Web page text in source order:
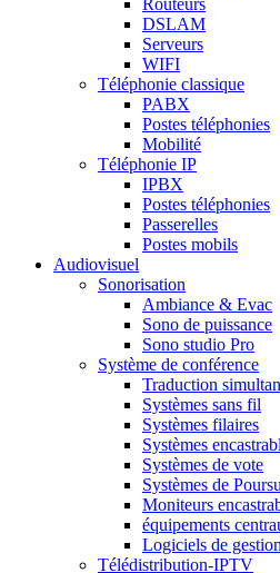
DSLAM
Serveurs
WIFI
Téléphonie classique
PABX
Postes téléphonies
Mobilité
Téléphonie IP
IPBX
Postes téléphonies
Passerelles
Postes mobils
Audiovisuel
Sonorisation
Ambiance & Evac
Sono de puissance
Sono studio Pro
Système de conférence
Traduction
Systèmes sans fil
Systèmes filaires
Systèmes
Systèmes de vote
Systèmes de
Moniteurs
équipements
Logiciels de gestion
Télédistribution-IPTV